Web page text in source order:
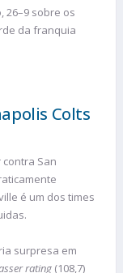
26–9 sobre os
da franquia
Colts
San
é um dos times
surpresa em
rating (108,7)